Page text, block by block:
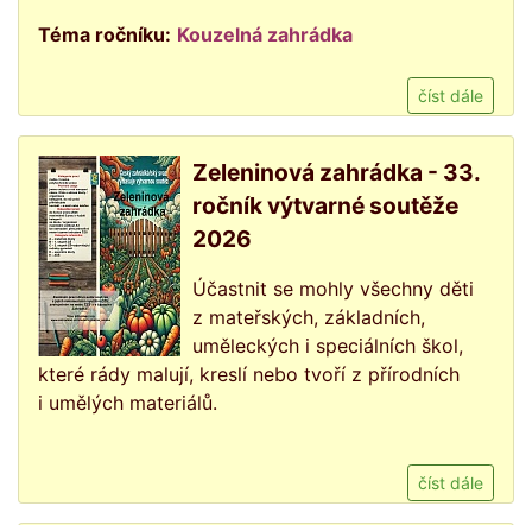
Téma ročníku: Kouzelná zahrádka
číst dále
Zeleninová zahrádka - 33.
ročník výtvarné soutěže
2026
Účastnit se mohly všechny děti
z mateřských, základních,
uměleckých i speciálních škol,
které rády malují, kreslí nebo tvoří z přírodních
i umělých materiálů.
číst dále